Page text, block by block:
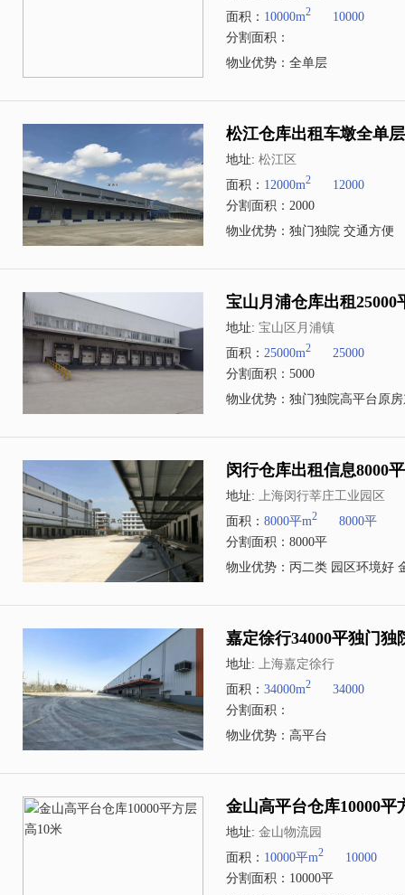
面积： 10000m2 10000
分割面积：
物业优势：全单层
松江仓库出租车墩全单
地址: 松江区
面积： 12000m2 12000
分割面积：2000
物业优势：独门独院 交通方便
宝山月浦仓库出租
地址: 宝山区月浦镇
面积： 25000m2 25000
分割面积：5000
物业优势：独门独院高平台原
闵行仓库出租信息8000
地址: 上海闵行莘庄工业园区
面积： 8000平m2 8000平
分割面积：8000平
物业优势：丙二类 园区环境好
嘉定徐行34000平独门独
地址: 上海嘉定徐行
面积： 34000m2 34000
分割面积：
物业优势：高平台
金山高平台仓库10000平
地址: 金山物流园
面积： 10000平m2 10000
分割面积：10000平